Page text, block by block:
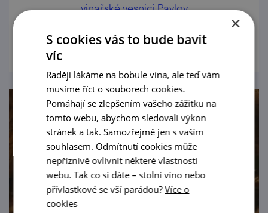
vinařské vesnici Pavlov
prohlédnout
×
S cookies vás to bude bavit
víc
Raději lákáme na bobule vína, ale teď vám
musíme říct o souborech cookies.
Pomáhají se zlepšením vašeho zážitku na
tomto webu, abychom sledovali výkon
stránek a tak. Samozřejmě jen s vaším
souhlasem. Odmítnutí cookies může
nepříznivě ovlivnit některé vlastnosti
webu. Tak co si dáte – stolní víno nebo
přívlastkové se vší parádou?Více o
cookies